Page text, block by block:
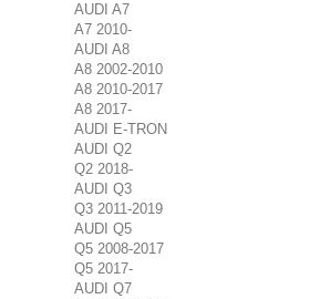
AUDI A7
A7 2010-
AUDI A8
A8 2002-2010
A8 2010-2017
A8 2017-
AUDI E-TRON
AUDI Q2
Q2 2018-
AUDI Q3
Q3 2011-2019
AUDI Q5
Q5 2008-2017
Q5 2017-
AUDI Q7